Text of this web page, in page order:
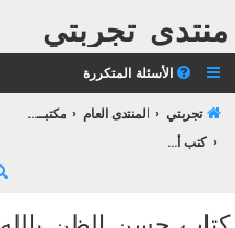
منتدى تجربتي
الأسئلة المتكررة
تجربتي المنتدى العام
مكتبــة تجربتـــي
كتب أخرى